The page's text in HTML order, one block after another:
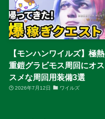
【モンハンワイルズ】極熱
重鎧グラビモス周回にオス
スメな周回用装備3選
2026年7月12日 ワイルズ